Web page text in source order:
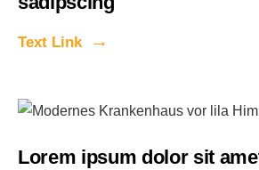
Text Link
Lorem ipsum dolor sit